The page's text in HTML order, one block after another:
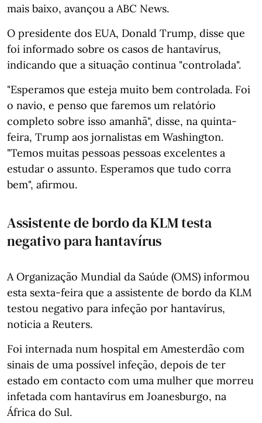
mais baixo, avançou a ABC News.
O presidente dos EUA, Donald Trump, disse que
foi informado sobre os casos de hantavírus,
indicando que a situação continua "controlada".
"Esperamos que esteja muito bem controlada. Foi
o navio, e penso que faremos um relatório
completo sobre isso amanhã", disse, na quinta-
feira, Trump aos jornalistas em Washington.
"Temos muitas pessoas pessoas excelentes a
estudar o assunto. Esperamos que tudo corra
bem", afirmou.
Assistente de bordo da KLM testa
negativo para hantavírus
A Organização Mundial da Saúde (OMS) informou
esta sexta-feira que a assistente de bordo da KLM
testou negativo para infeção por hantavírus,
noticia a Reuters.
Foi internada num hospital em Amesterdão com
sinais de uma possível infeção, depois de ter
estado em contacto com uma mulher que morreu
infetada com hantavírus em Joanesburgo, na
África do Sul.